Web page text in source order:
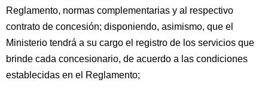
Reglamento, normas complementarias y al respectivo
contrato de concesión; disponiendo, asimismo, que el
Ministerio tendrá a su cargo el registro de los servicios que
brinde cada concesionario, de acuerdo a las condiciones
establecidas en el Reglamento;